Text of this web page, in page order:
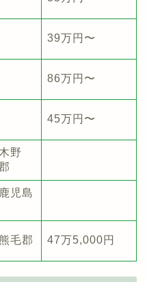
39万円〜
86万円〜
45万円〜
野
児島
毛郡 47万5,000円